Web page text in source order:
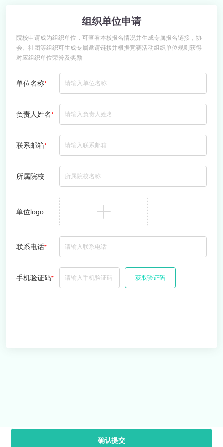
组织单位申请
院校申请成为组织单位，可查看本校报名情况并生成专属报名链接，协
会、社团等组织可生成专属邀请链接并根据竞赛活动组织单位规则获得
对应组织单位荣誉及奖励
单位名称*
负责人姓名*
联系邮箱*
所属院校
单位logo
联系电话*
手机验证码* 获取验证码